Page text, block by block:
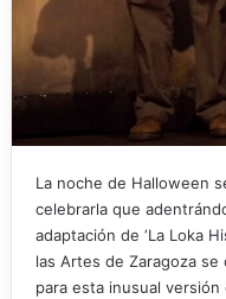
La noche de Halloween
celebrarla que
adaptación de ‘La Loka
las Artes de Zaragoza
para esta inusual